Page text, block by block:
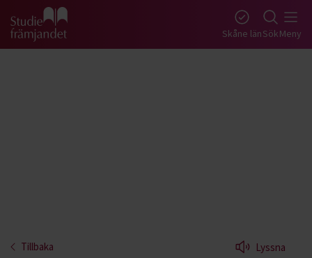
Gå till studiefrämjandets startsida Skåne länSökMeny
Tillbaka Lyssna